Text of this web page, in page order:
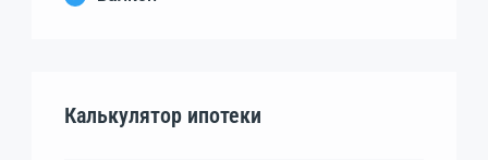
Калькулятор ипотеки